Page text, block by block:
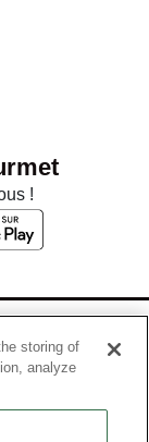
!
aux mineurs de
storing of
analyze